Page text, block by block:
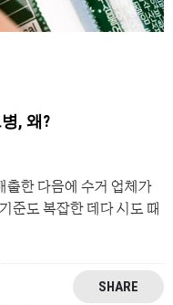
, 왜?
출한 다음에 수거 업체가
준도 복잡한 데다 시도 때
SHARE